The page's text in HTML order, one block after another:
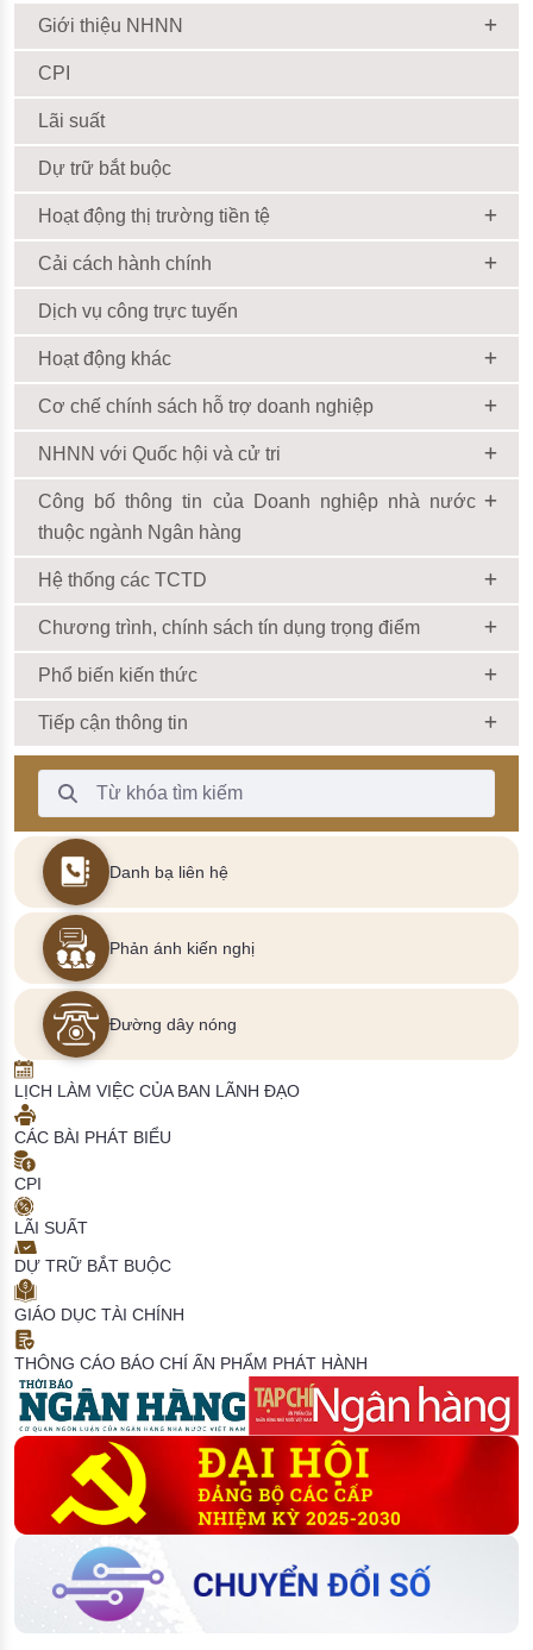
Giới thiệu NHNN
CPI
Lãi suất
Dự trữ bắt buộc
Hoạt động thị trường tiền tệ
Cải cách hành chính
Dịch vụ công trực tuyến
Hoạt động khác
Cơ chế chính sách hỗ trợ doanh nghiệp
NHNN với Quốc hội và cử tri
Công bố thông tin của Doanh nghiệp nhà nước
thuộc ngành Ngân hàng
Hệ thống các TCTD
Chương trình, chính sách tín dụng trọng điểm
Phổ biến kiến thức
Tiếp cận thông tin
Thanh Tìm kiếm
Danh bạ liên hệ
Phản ánh kiến nghị
Đường dây nóng
LỊCH LÀM VIỆC CỦA BAN LÃNH ĐẠO
CÁC BÀI PHÁT BIỂU
CPI
LÃI SUẤT
DỰ TRỮ BẮT BUỘC
GIÁO DỤC TÀI CHÍNH
THÔNG CÁO BÁO CHÍ ẤN PHẨM PHÁT HÀNH